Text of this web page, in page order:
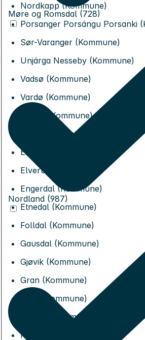
Nordkapp (Kommune)
Porsanger Porsángu Porsanki
Sør-Varanger (Kommune)
Unjárga Nesseby (Kommune)
Vadsø (Kommune)
Vardø (Kommune)
Alvdal (Kommune)
Dovre (Kommune)
Eidskog (Kommune)
Elverum (Kommune)
Engerdal (Kommune)
Etnedal (Kommune)
Folldal (Kommune)
Gausdal (Kommune)
Gjøvik (Kommune)
Gran (Kommune)
Grue (Kommune)
Hamar (Kommune)
Kongsvinger (Kommune)
Møre og Romsdal (728)
Nordland (987)